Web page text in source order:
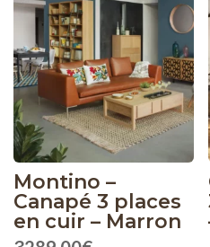
Montino –
Canapé 3 places
en cuir – Marron